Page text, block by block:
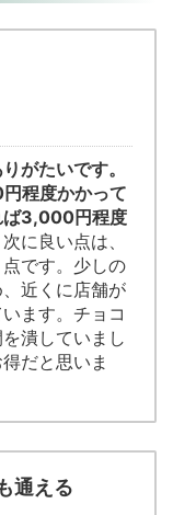
がたいです。
程度かかって
ば3,000円程度
次に良い点は、
です。少しの
近くに店舗が
ます。チョコ
潰していまし
だと思いま
通える